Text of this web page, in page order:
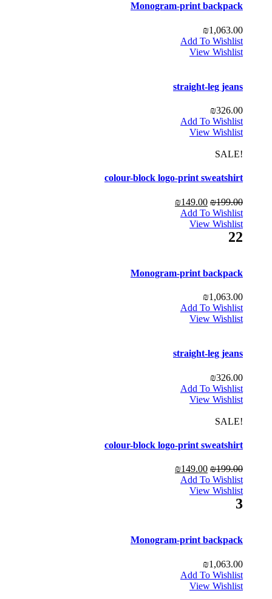
Monogram-print backpack
₪1,063.00
Add To Wishlist
View Wishlist
straight-leg jeans
₪326.00
Add To Wishlist
View Wishlist
!SALE
colour-block logo-print sweatshirt
₪199.00
₪149.00
Add To Wishlist
View Wishlist
22
Monogram-print backpack
₪1,063.00
Add To Wishlist
View Wishlist
straight-leg jeans
₪326.00
Add To Wishlist
View Wishlist
!SALE
colour-block logo-print sweatshirt
₪199.00
₪149.00
Add To Wishlist
View Wishlist
3
Monogram-print backpack
₪1,063.00
Add To Wishlist
View Wishlist